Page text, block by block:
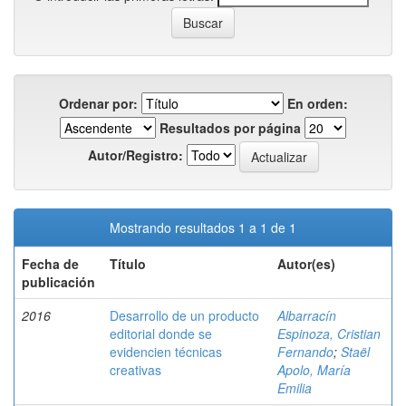
Ordenar por:
En orden:
Resultados por página
Autor/Registro:
Mostrando resultados 1 a 1 de 1
Fecha de
publicación
Título Autor(es)
2016
Desarrollo de un producto
editorial donde se
evidencien técnicas
creativas
Albarracín
Espinoza, Cristian
Fernando; Staël
Apolo, María
Emilia